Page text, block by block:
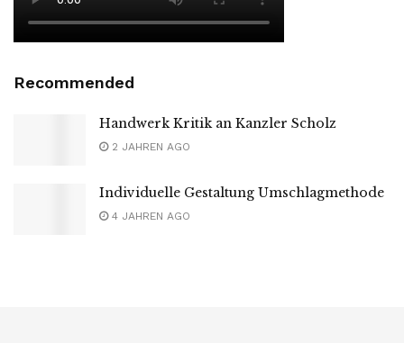
Recommended
Handwerk Kritik an Kanzler Scholz
2 JAHREN AGO
Individuelle Gestaltung Umschlagmethode
4 JAHREN AGO